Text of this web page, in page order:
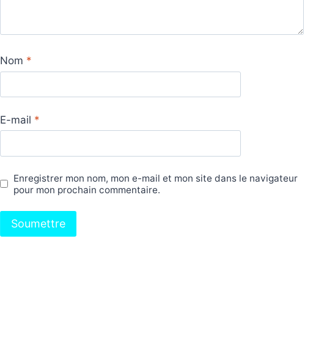
Nom *
E-mail *
Enregistrer mon nom, mon e-mail et mon site dans le navigateur
pour mon prochain commentaire.